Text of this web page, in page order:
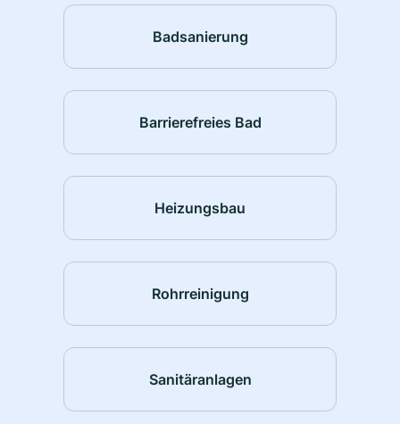
Badsanierung
Barrierefreies Bad
Heizungsbau
Rohrreinigung
Sanitäranlagen